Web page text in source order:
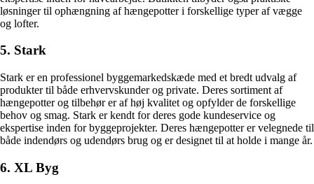
løsninger til ophængning af hængepotter i forskellige typer af vægge
og lofter.
5. Stark
Stark er en professionel byggemarkedskæde med et bredt udvalg af
produkter til både erhvervskunder og private. Deres sortiment af
hængepotter og tilbehør er af høj kvalitet og opfylder de forskellige
behov og smag. Stark er kendt for deres gode kundeservice og
ekspertise inden for byggeprojekter. Deres hængepotter er velegnede til
både indendørs og udendørs brug og er designet til at holde i mange år.
6. XL Byg